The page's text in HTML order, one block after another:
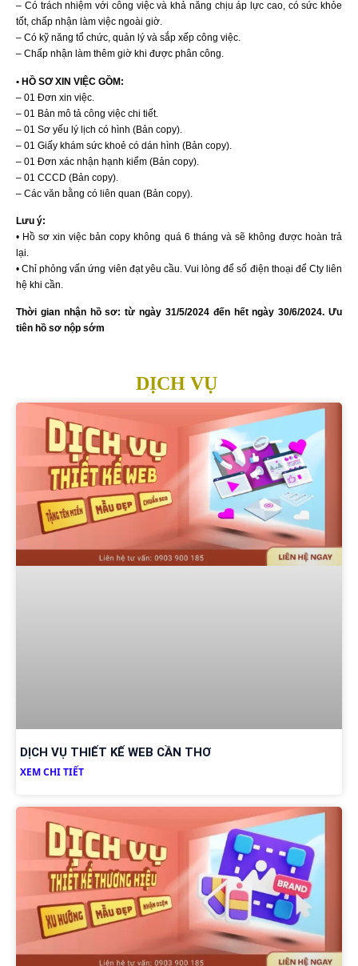
– Có trách nhiệm với công việc và khả năng chịu áp lực cao, có sức khỏe
tốt, chấp nhận làm việc ngoài giờ.
– Có kỹ năng tổ chức, quản lý và sắp xếp công việc.
– Chấp nhận làm thêm giờ khi được phân công.
• HỒ SƠ XIN VIỆC GỒM:
– 01 Đơn xin việc.
– 01 Bản mô tả công việc chi tiết.
– 01 Sơ yếu lý lịch có hình (Bản copy).
– 01 Giấy khám sức khoẻ có dán hình (Bản copy).
– 01 Đơn xác nhận hạnh kiểm (Bản copy).
– 01 CCCD (Bản copy).
– Các văn bằng có liên quan (Bản copy).
Lưu ý:
• Hồ sơ xin việc bản copy không quá 6 tháng và sẽ không được hoàn trả
lại.
• Chỉ phỏng vấn ứng viên đạt yêu cầu. Vui lòng để số điện thoại để Cty liên
hệ khi cần.
Thời gian nhận hồ sơ: từ ngày 31/5/2024 đến hết ngày 30/6/2024. Ưu
tiên hồ sơ nộp sớm
DỊCH VỤ
DỊCH VỤ THIẾT KẾ WEB CẦN THƠ
XEM CHI TIẾT